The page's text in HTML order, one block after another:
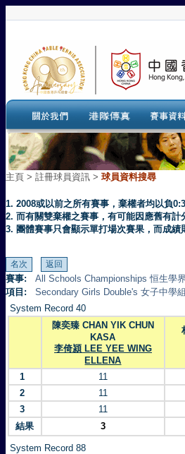
主頁 > 註冊球員資訊 > 球員資料搜尋
1. 2008或以前之所有賽事，棄權者均以負0:3
2. 而有關雙棄權之賽事，有可能因應舊有
3. 團體賽事只會顯示單打場次賽果，而成績
賽事:
All Schools Championships 恒生學
項目:
Secondary Girls Double's 女子中學
System Record 40
陳奕臻 CHAN YIK CHUN
KASA
李倚潁 LEE YEE WING
ELLENA
1 11
2
11
3
11
結果
3
System Record 88